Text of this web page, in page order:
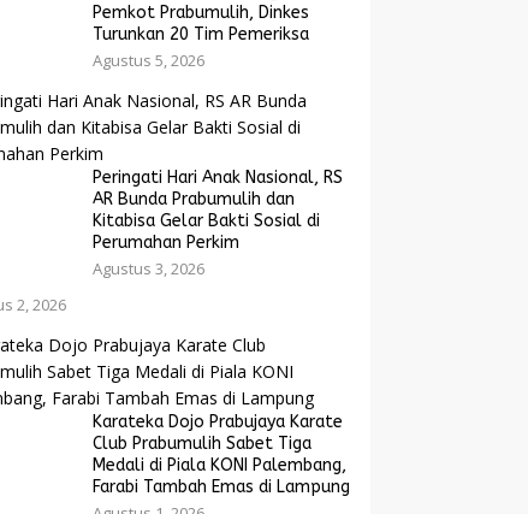
Pemkot Prabumulih, Dinkes
Turunkan 20 Tim Pemeriksa
Agustus 5, 2026
Peringati Hari Anak Nasional, RS
AR Bunda Prabumulih dan
Kitabisa Gelar Bakti Sosial di
Perumahan Perkim
Agustus 3, 2026
2, 2026
Karateka Dojo Prabujaya Karate
Club Prabumulih Sabet Tiga
Medali di Piala KONI Palembang,
Farabi Tambah Emas di Lampung